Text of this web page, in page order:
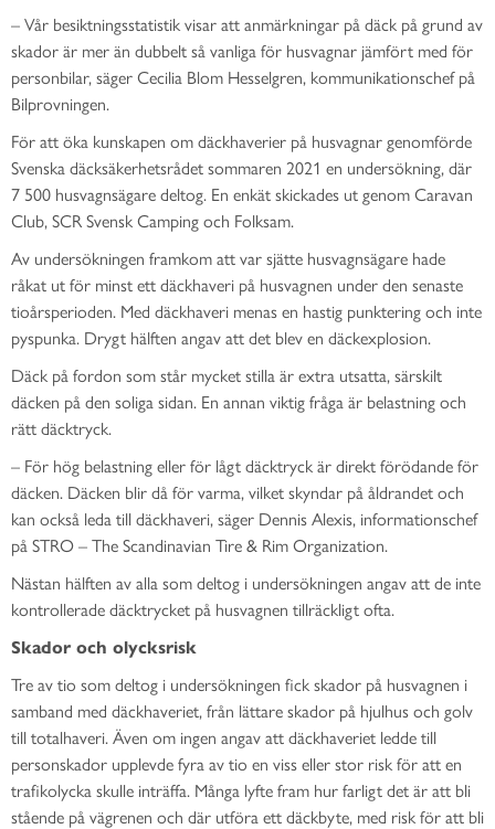
– Vår besiktningsstatistik visar att anmärkningar på däck på grund av
skador är mer än dubbelt så vanliga för husvagnar jämfört med för
personbilar, säger Cecilia Blom Hesselgren, kommunikationschef på
Bilprovningen.
För att öka kunskapen om däckhaverier på husvagnar genomförde
Svenska däcksäkerhetsrådet sommaren 2021 en undersökning, där
7 500 husvagnsägare deltog. En enkät skickades ut genom Caravan
Club, SCR Svensk Camping och Folksam.
Av undersökningen framkom att var sjätte husvagnsägare hade
råkat ut för minst ett däckhaveri på husvagnen under den senaste
tioårsperioden. Med däckhaveri menas en hastig punktering och inte
pyspunka. Drygt hälften angav att det blev en däckexplosion.
Däck på fordon som står mycket stilla är extra utsatta, särskilt
däcken på den soliga sidan. En annan viktig fråga är belastning och
rätt däcktryck.
– För hög belastning eller för lågt däcktryck är direkt förödande för
däcken. Däcken blir då för varma, vilket skyndar på åldrandet och
kan också leda till däckhaveri, säger Dennis Alexis, informationschef
på STRO – The Scandinavian Tire & Rim Organization.
Nästan hälften av alla som deltog i undersökningen angav att de inte
kontrollerade däcktrycket på husvagnen tillräckligt ofta.
Skador och olycksrisk
Tre av tio som deltog i undersökningen fick skador på husvagnen i
samband med däckhaveriet, från lättare skador på hjulhus och golv
till totalhaveri. Även om ingen angav att däckhaveriet ledde till
personskador upplevde fyra av tio en viss eller stor risk för att en
trafikolycka skulle inträffa. Många lyfte fram hur farligt det är att bli
stående på vägrenen och där utföra ett däckbyte, med risk för att bli